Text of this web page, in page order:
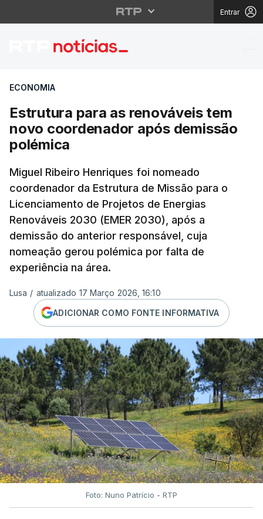
Entrar
Estrutura para as
ECONOMIA
Estrutura para as renováveis tem
novo coordenador após demissão
polémica
Miguel Ribeiro Henriques foi nomeado
coordenador da Estrutura de Missão para o
Licenciamento de Projetos de Energias
Renováveis 2030 (EMER 2030), após a
demissão do anterior responsável, cuja
nomeação gerou polémica por falta de
experiência na área.
Lusa / atualizado 17 Março 2026, 16:10
ADICIONAR COMO FONTE INFORMATIVA
Foto: Nuno Patrício - RTP